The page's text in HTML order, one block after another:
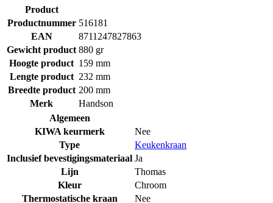
Product
Productnummer 516181
EAN
8711247827863
Gewicht product 880 gr
Hoogte product 159 mm
Lengte product 232 mm
Breedte product 200 mm
Merk
Handson
Algemeen
KIWA keurmerk
Nee
Type
Keukenkraan
Inclusief bevestigingsmateriaal Ja
Lijn
Thomas
Kleur
Chroom
Thermostatische kraan
Nee